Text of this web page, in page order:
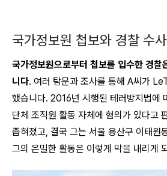
국가정보원 첩보와 경찰 수
국가정보원으로부터 첩보를 입수한 경찰
니다. 여러 탐문과 조사를 통해 A씨가
했습니다. 2016년 시행된 테러방지법에
단체 조직원 활동 자체에 혐의가 있다고
좁혀졌고, 결국 그는 서울 용산구 이태원
그의 은밀한 활동은 이렇게 막을 내리게